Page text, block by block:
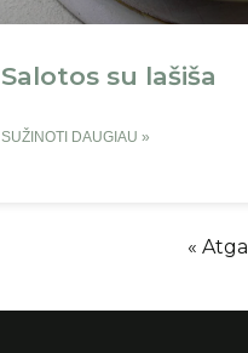
Salotos su lašiša
SUŽINOTI DAUGIAU »
« Atgal